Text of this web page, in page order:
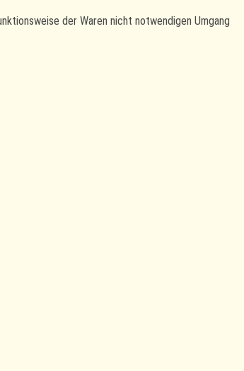
der Waren nicht notwendigen Umgang